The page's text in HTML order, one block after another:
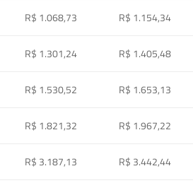
R$ 1.068,73 R$ 1.154,34
R$ 1.301,24 R$ 1.405,48
R$ 1.530,52 R$ 1.653,13
R$ 1.821,32 R$ 1.967,22
R$ 3.187,13 R$ 3.442,44